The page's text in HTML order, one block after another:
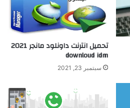
تحميل انترنت داونلود مانجر 2021
downloud idm
سبتمبر 23, 2021